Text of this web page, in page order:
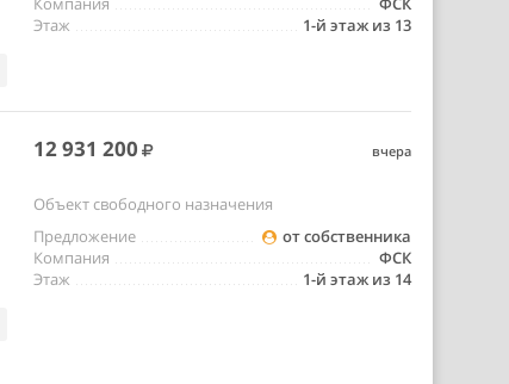
1-й этаж из 13
Этаж
12 931 200 вчера
Объект свободного назначения
от собственника
Предложение
ФСК
Компания
1-й этаж из 14
Этаж